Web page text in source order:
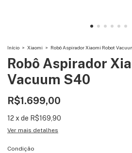
Início > Xiaomi > Robô Aspirador Xiaomi Robot
Robô Aspirador
Vacuum S40
R$1.699,00
12 xde R$169,90
Ver mais detalhes
Condição